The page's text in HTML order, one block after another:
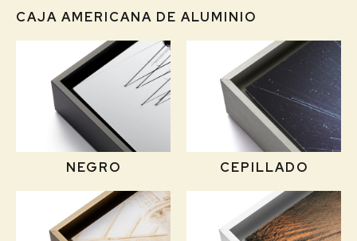
CAJA AMERICANA DE ALUMINIO
NEGRO CEPILLADO